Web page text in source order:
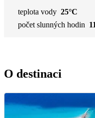
teplota vody 25°C
počet slunných hodin
O destinaci